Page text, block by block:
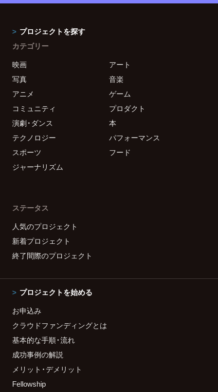
プロジェクトを探す
カテゴリー
映画
アート
写真
音楽
アニメ
ゲーム
コミュニティ
プロダクト
演劇・ダンス
本
テクノロジー
パフォーマンス
スポーツ
フード
ジャーナリズム
ステータス
人気のプロジェクト
新着プロジェクト
終了間際のプロジェクト
プロジェクトを始める
お申込み
クラウドファンディングとは
基本的な手順・流れ
成功事例の解説
メリット・デメリット
Fellowship